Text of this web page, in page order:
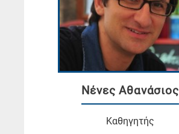
Νένες Αθανάσιος
Καθηγητής